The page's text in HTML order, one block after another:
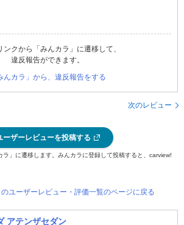
ンクから「みんカラ」に遷移して、
違反報告ができます。
んカラ」から、違反報告をする
次のレビュー
ーザーレビューを投稿する
」に遷移します。みんカラに登録して投稿すると、carview!
ユーザーレビュー・評価一覧のページに戻る
アテンザセダン